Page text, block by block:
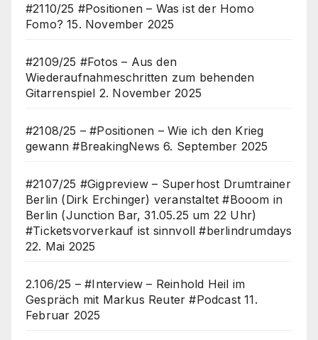
#2110/25 #Positionen – Was ist der Homo
Fomo? 15. November 2025
#2109/25 #Fotos – Aus den
Wiederaufnahmeschritten zum behenden
Gitarrenspiel 2. November 2025
#2108/25 – #Positionen – Wie ich den Krieg
gewann #BreakingNews 6. September 2025
#2107/25 #Gigpreview – Superhost Drumtrainer
Berlin (Dirk Erchinger) veranstaltet #Booom in
Berlin (Junction Bar, 31.05.25 um 22 Uhr)
#Ticketsvorverkauf ist sinnvoll #berlindrumdays
22. Mai 2025
2.106/25 – #Interview – Reinhold Heil im
Gespräch mit Markus Reuter #Podcast 11.
Februar 2025